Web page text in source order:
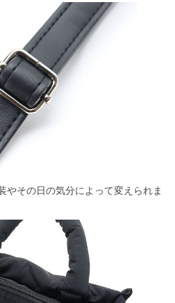
やその日の気分によって変えられま